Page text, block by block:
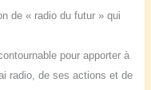
de « radio du futur » qui
pour apporter à
radio, de ses actions et de